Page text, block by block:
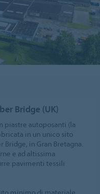
Bridge (UK)
piastre autoposanti (la
in un unico sito
in Gran Bretagna.
e ad altissima
pavimenti tessili